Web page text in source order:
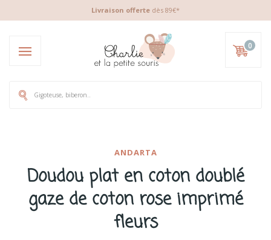
Livraison offerte dès 89€*
0
ANDARTA
Doudou plat en coton doublé
gaze de coton rose imprimé
fleurs